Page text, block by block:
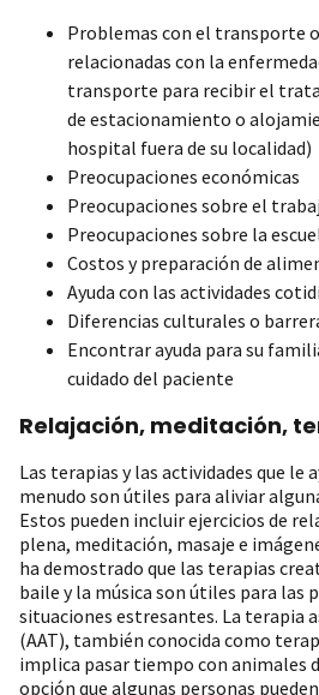
Problemas con el transporte
relacionadas con la
transporte para recibir el
de estacionamiento o
hospital fuera de su localidad)
Preocupaciones económicas
Preocupaciones sobre el
Preocupaciones sobre la
Costos y preparación de
Ayuda con las actividades
Diferencias culturales o
Encontrar ayuda para su
cuidado del paciente
Relajación, meditación,
Las terapias y las actividades que le
menudo son útiles para aliviar
Estos pueden incluir ejercicios de
plena, meditación, masaje e
ha demostrado que las terapias
baile y la música son útiles para las
situaciones estresantes. La terapia
(AAT), también conocida como
implica pasar tiempo con animales
opción que algunas personas